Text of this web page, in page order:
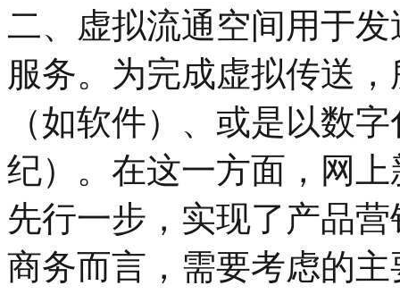
二、虚拟流通空间用于
服务。为完成虚拟传送
（如软件）、或是以数
纪）。在这一方面，网
先行一步，实现了产品
商务而言，需要考虑的